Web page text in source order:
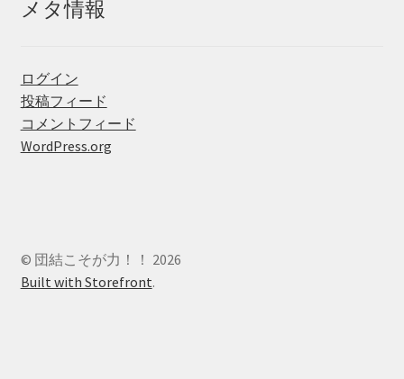
メタ情報
ログイン
投稿フィード
コメントフィード
WordPress.org
© 団結こそが力！！ 2026
Built with Storefront.